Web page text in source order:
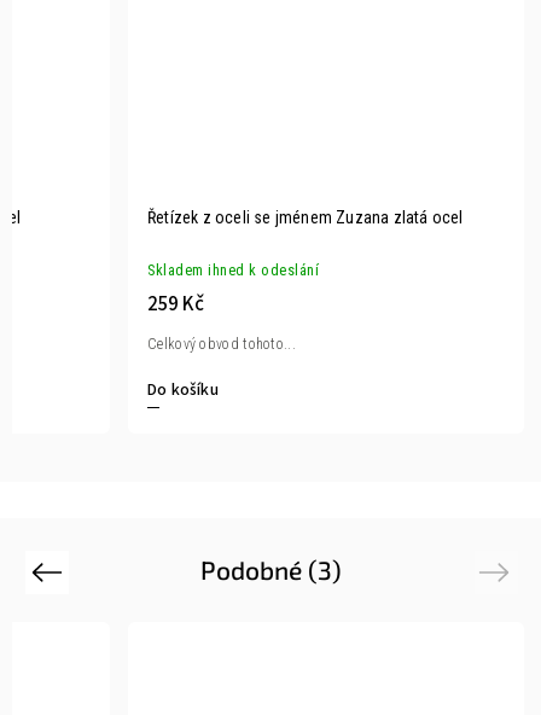
Řetízek z oceli se jménem Zuzana zlatá ocel
Skladem ihned k odeslání
259 Kč
Do košíku
Celkový obvod tohoto...
Podobné (3)
Previous Next